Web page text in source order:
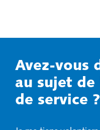
Avez-vous
au sujet de
de service ?